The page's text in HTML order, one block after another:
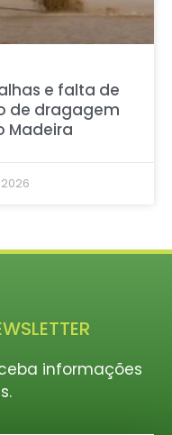
e falta de
de dragagem
Madeira
informações